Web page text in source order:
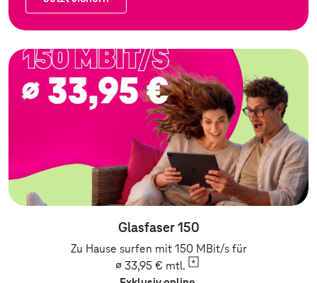
Zum Angebot:
Glasfaser 150
Zu Hause surfen mit 150 MBit/s für
∅ 33,95 € mtl.